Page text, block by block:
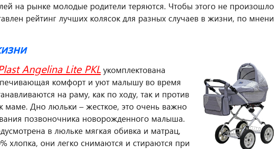
на рынке молодые родители теряются. Чтобы этого не
рейтинг лучших колясок для разных случаев в жизни, по
Angelina Lite PKL укомплектована
комфорт и уют малышу во время
на раму, как по ходу, так и против
маме. Дно люльки – жесткое, это очень важно
позвоночника новорожденного малыша.
в люльке мягкая обивка и матрац,
хлопка, они легко снимаются и стираются при